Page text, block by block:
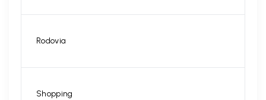
Rodovia
Shopping